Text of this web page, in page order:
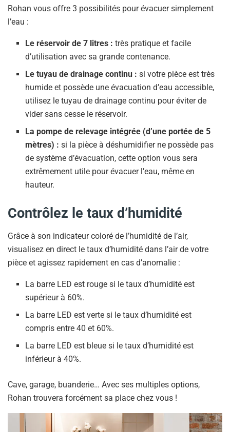
Rohan vous offre 3 possibilités pour évacuer simplement
l’eau :
Le réservoir de 7 litres :très pratique et facile
d’utilisation avec sa grande contenance.
Le tuyau de drainage continu : si votre pièce est très
humide et possède une évacuation d’eau accessible,
utilisez le tuyau de drainage continu pour éviter de
vider sans cesse le réservoir.
La pompe de relevage intégrée (d’une portée de 5
mètres) : si la pièce à déshumidifier ne possède pas
de système d’évacuation, cette option vous sera
extrêmement utile pour évacuer l’eau, même en
hauteur.
Contrôlez le taux d’humidité
Grâce à son indicateur coloré de l’humidité de l’air,
visualisez en direct le taux d’humidité dans l’air de votre
pièce et agissez rapidement en cas d’anomalie :
La barre LED est rouge si le taux d’humidité est
supérieur à 60%.
La barre LED est verte si le taux d’humidité est
compris entre 40 et 60%.
La barre LED est bleue si le taux d’humidité est
inférieur à 40%.
Cave, garage, buanderie… Avec ses multiples options,
Rohan trouvera forcément sa place chez vous !